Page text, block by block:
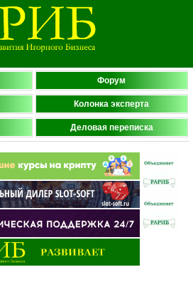
Форум
Колонка эксперта
Деловая переписка